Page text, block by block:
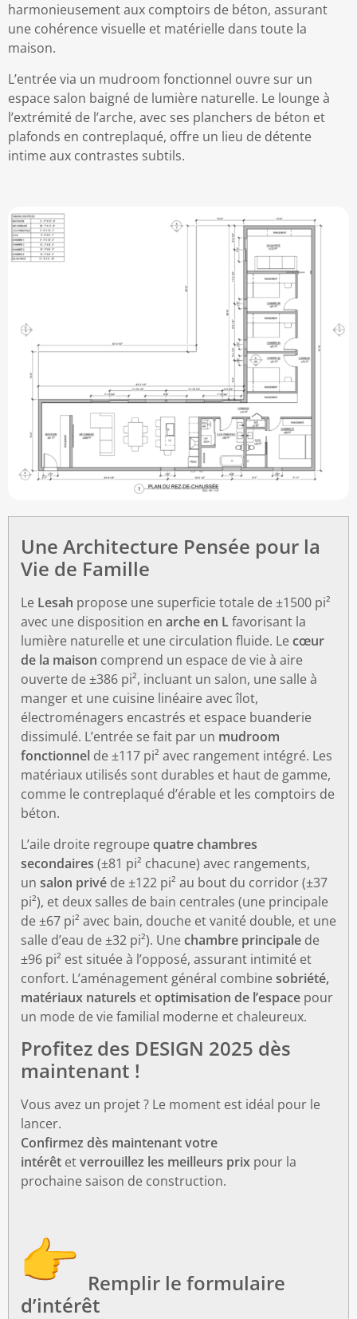
harmonieusement aux comptoirs de béton, assurant
une cohérence visuelle et matérielle dans toute la
maison.
L’entrée via un mudroom fonctionnel ouvre sur un
espace salon baigné de lumière naturelle. Le lounge à
l’extrémité de l’arche, avec ses planchers de béton et
plafonds en contreplaqué, offre un lieu de détente
intime aux contrastes subtils.
Une Architecture Pensée pour la
Vie de Famille
Le Lesah propose une superficie totale de ±1500 pi²
avec une disposition en arche en Lfavorisant la
lumière naturelle et une circulation fluide. Le cœur
de la maison comprend un espace de vie à aire
ouverte de ±386 pi², incluant un salon, une salle à
manger et une cuisine linéaire avec îlot,
électroménagers encastrés et espace buanderie
dissimulé. L’entrée se fait par un mudroom
fonctionnel de ±117 pi² avec rangement intégré. Les
matériaux utilisés sont durables et haut de gamme,
comme le contreplaqué d’érable et les comptoirs de
béton.
L’aile droite regroupe quatre chambres
secondaires (±81 pi² chacune) avec rangements,
un salon privé de ±122 pi² au bout du corridor (±37
pi²), et deux salles de bain centrales (une principale
de ±67 pi² avec bain, douche et vanité double, et une
salle d’eau de ±32 pi²). Une chambre principale de
±96 pi² est située à l’opposé, assurant intimité et
confort. L’aménagement général combine sobriété,
matériaux naturels etoptimisation de l’espace pour
un mode de vie familial moderne et chaleureux.
Profitez des DESIGN 2025 dès
maintenant !
Vous avez un projet ? Le moment est idéal pour le
lancer.
Confirmez dès maintenant votre
intérêt etverrouillez les meilleurs prix pour la
prochaine saison de construction.
Remplir le formulaire
d’intérêt